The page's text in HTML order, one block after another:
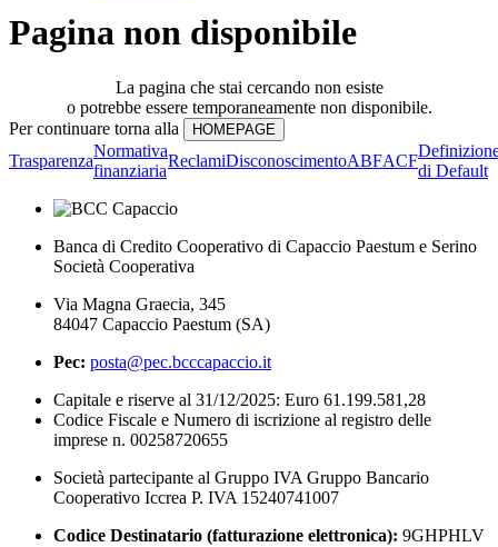
Pagina non disponibile
La pagina che stai cercando non esiste
o potrebbe essere temporaneamente non disponibile.
Per continuare torna alla
Trasparenza
Normativa
finanziaria
ReclamiDisconoscimentoABFACF
di Default
Banca di Credito Cooperativo di Capaccio Paestum e Serino
Società Cooperativa
Via Magna Graecia, 345
84047 Capaccio Paestum (SA)
Pec: posta@pec.bcccapaccio.it
Capitale e riserve al 31/12/2025: Euro 61.199.581,28
Codice Fiscale e Numero di iscrizione al registro delle
imprese n. 00258720655
Società partecipante al Gruppo IVA Gruppo Bancario
Cooperativo Iccrea P. IVA 15240741007
Codice Destinatario (fatturazione elettronica): 9GHPHLV